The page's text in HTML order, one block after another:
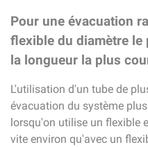
Pour une évacuation
flexible du diamètre
la longueur la plus
L'utilisation d'un tube de
évacuation du système
lorsqu'on utilise un flexible
vite environ qu'avec un